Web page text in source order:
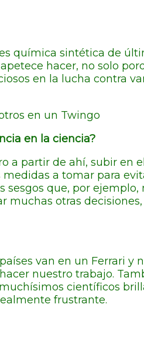
química sintética de
hacer, no solo
en la lucha contra
en un Twingo
en la ciencia?
a partir de ahí, subir en
a tomar para
que, por
otras
van en un Ferrari y
nuestro trabajo.
científicos
frustrante.